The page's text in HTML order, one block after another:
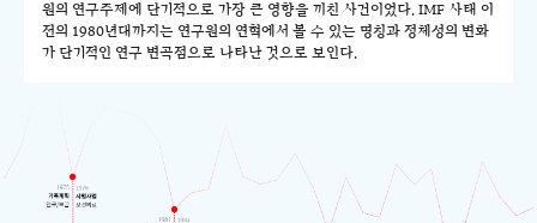
원의 연구주제에 단기적으로 가장 큰 영향을 끼친 사건이었다. IMF 사태 이
전의 1980년대까지는 연구원의 연혁에서 볼 수 있는 명칭과 정체성의 변화
가 단기적인 연구 변곡점으로 나타난 것으로 보인다.